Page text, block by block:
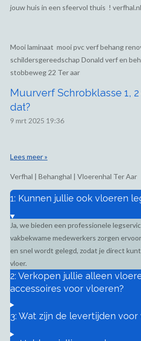
jouw huis in een sfeervol thuis ! verfhal.nl
Mooi laminaat mooi pvc verf behang
schildersgereedschap Donald verf en
stobbeweg 22 Ter aar
Muurverf Schrobklasse 1,
dat?
9 mrt 2025 19:36
Lees meer »
Verfhal | Behanghal | Vloerenhal Ter Aar
1: Kunnen jullie ook vloeren
Ja, we bieden een professionele
vakbekwame medewerkers zorgen
en snel wordt gelegd, zodat je direct
vloer.
2: Verkopen jullie alleen
accessoires voor vloeren?
3: Wat zijn de levertijden voor